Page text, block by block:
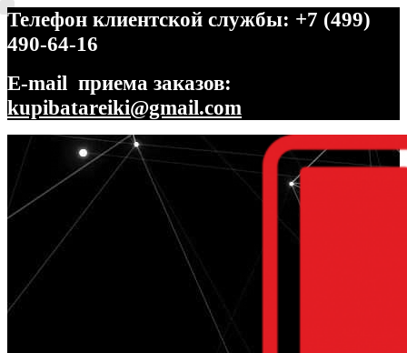
Телефон клиентской службы: +7 (499)
490-64-16
E-mail приема заказов:
kupibatareiki@gmail.com
Перейти
навигации
Перейти
содержимому